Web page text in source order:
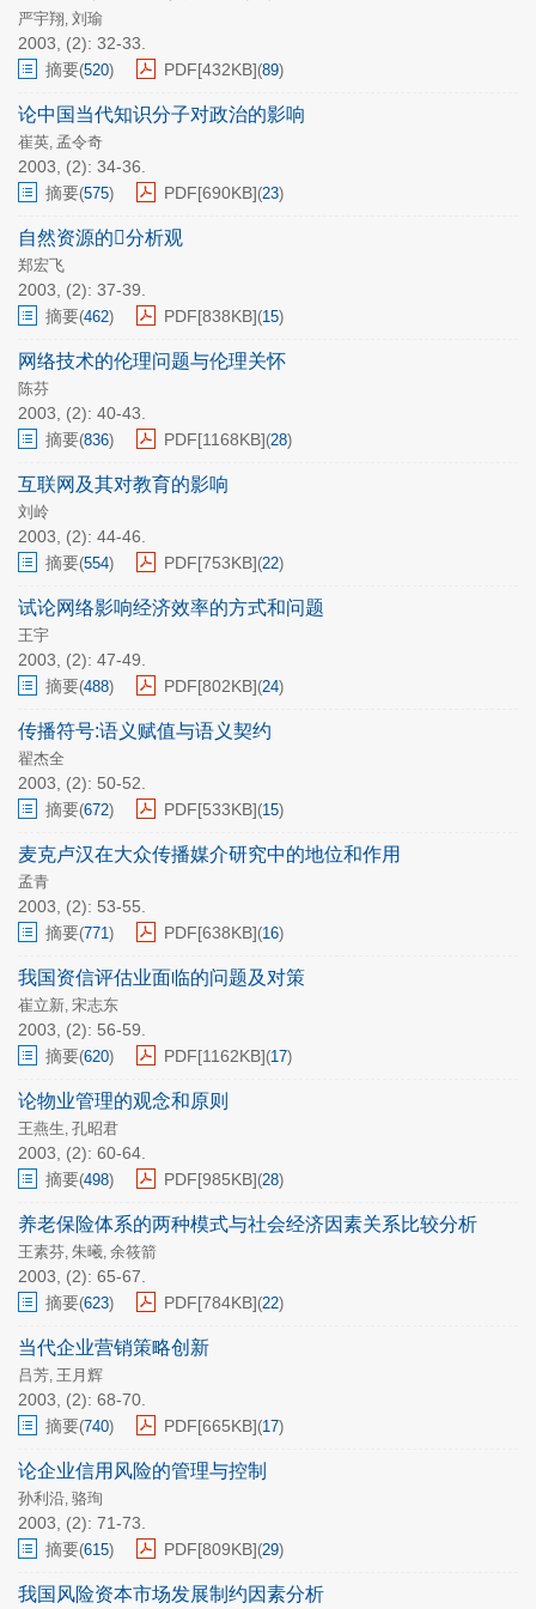
严宇翔, 刘瑜
2003, (2): 32-33.
摘要(520) PDF[432KB](89)
论中国当代知识分子对政治的影响
崔英, 孟令奇
2003, (2): 34-36.
摘要(575) PDF[690KB](23)
自然资源的分析观
郑宏飞
2003, (2): 37-39.
摘要(462) PDF[838KB](15)
网络技术的伦理问题与伦理关怀
陈芬
2003, (2): 40-43.
摘要(836) PDF[1168KB](28)
互联网及其对教育的影响
刘岭
2003, (2): 44-46.
摘要(554) PDF[753KB](22)
试论网络影响经济效率的方式和问题
王宇
2003, (2): 47-49.
摘要(488) PDF[802KB](24)
传播符号:语义赋值与语义契约
翟杰全
2003, (2): 50-52.
摘要(672) PDF[533KB](15)
麦克卢汉在大众传播媒介研究中的地位和作用
孟青
2003, (2): 53-55.
摘要(771) PDF[638KB](16)
我国资信评估业面临的问题及对策
崔立新, 宋志东
2003, (2): 56-59.
摘要(620) PDF[1162KB](17)
论物业管理的观念和原则
王燕生, 孔昭君
2003, (2): 60-64.
摘要(498) PDF[985KB](28)
养老保险体系的两种模式与社会经济因素关系比较分析
王素芬, 朱曦, 余筱箭
2003, (2): 65-67.
摘要(623) PDF[784KB](22)
当代企业营销策略创新
吕芳, 王月辉
2003, (2): 68-70.
摘要(740) PDF[665KB](17)
论企业信用风险的管理与控制
孙利沿, 骆珣
2003, (2): 71-73.
摘要(615) PDF[809KB](29)
我国风险资本市场发展制约因素分析